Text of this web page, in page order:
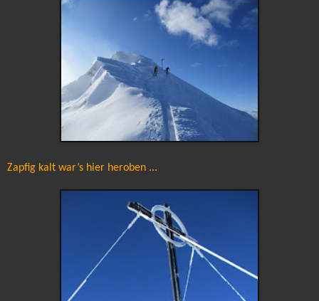
Zapfig kalt war’s hier heroben ...